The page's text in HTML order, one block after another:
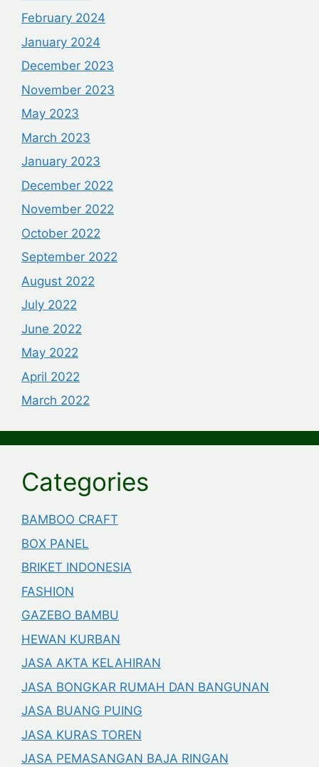
February 2024
January 2024
December 2023
November 2023
May 2023
March 2023
January 2023
December 2022
November 2022
October 2022
September 2022
August 2022
July 2022
June 2022
May 2022
April 2022
March 2022
Categories
BAMBOO CRAFT
BOX PANEL
BRIKET INDONESIA
FASHION
GAZEBO BAMBU
HEWAN KURBAN
JASA AKTA KELAHIRAN
JASA BONGKAR RUMAH DAN BANGUNAN
JASA BUANG PUING
JASA KURAS TOREN
JASA PEMASANGAN BAJA RINGAN